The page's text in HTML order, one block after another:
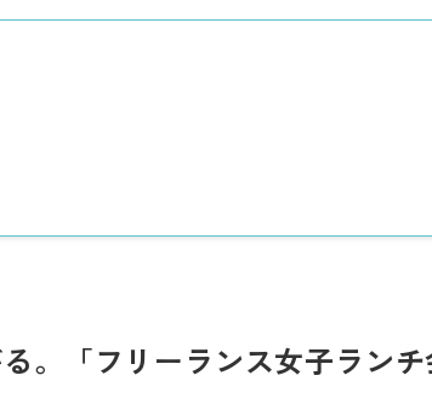
。「フリーランス女子ラン